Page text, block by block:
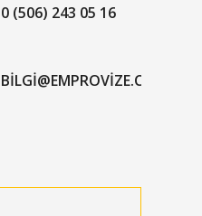
0 (506) 243 05 16
BILGI@EMPROVIZE.COM